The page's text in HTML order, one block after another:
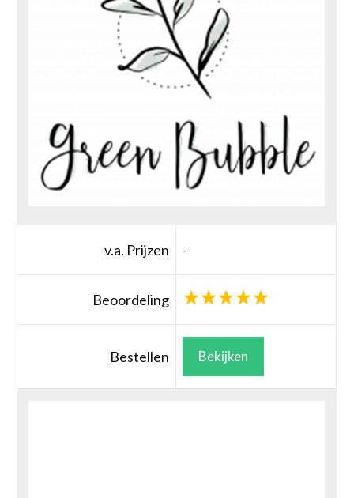
v.a. Prijzen -
Beoordeling
Bestellen Bekijken